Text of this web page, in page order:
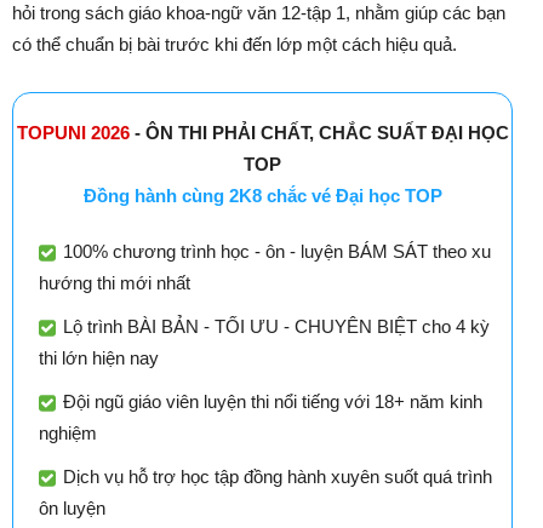
hỏi trong sách giáo khoa-ngữ văn 12-tập 1, nhằm giúp các bạn
có thể chuẩn bị bài trước khi đến lớp một cách hiệu quả.
TOPUNI 2026- ÔN THI PHẢI CHẤT, CHẮC SUẤT ĐẠI HỌC
TOP
Đồng hành cùng 2K8 chắc vé Đại học TOP
100% chương trình học - ôn - luyện BÁM SÁT theo xu
hướng thi mới nhất
Lộ trình BÀI BẢN - TỐI ƯU - CHUYÊN BIỆT cho 4 kỳ
thi lớn hiện nay
Đội ngũ giáo viên luyện thi nổi tiếng với 18+ năm kinh
nghiệm
Dịch vụ hỗ trợ học tập đồng hành xuyên suốt quá trình
ôn luyện